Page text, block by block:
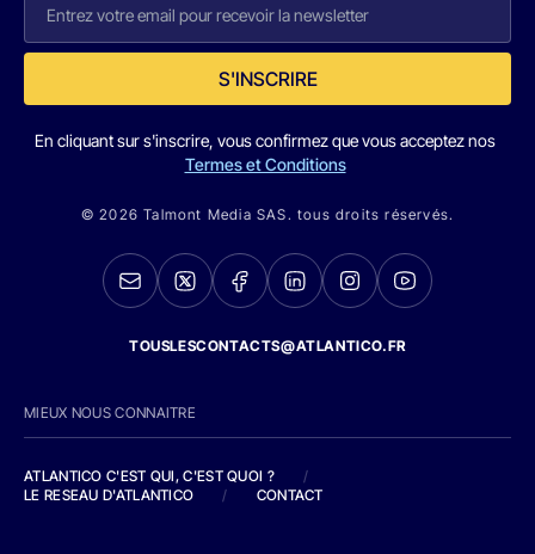
S'INSCRIRE
En cliquant sur s'inscrire, vous confirmez que vous acceptez nos
Termes et Conditions
© 2026 Talmont Media SAS. tous droits réservés.
TOUSLESCONTACTS@ATLANTICO.FR
MIEUX NOUS CONNAITRE
ATLANTICO C'EST QUI, C'EST QUOI ?
/
LE RESEAU D'ATLANTICO
/ CONTACT